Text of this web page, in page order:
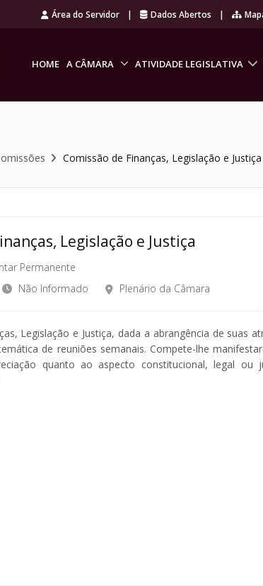
Área do Servidor | Dados Abertos |
HOME A CÂMARA ATIVIDADE LEGISLATIVA
Comissão de Finanças, Legislação e Justiça
Legislação e Justiça
Permanente
Não Informado Plenário da Câmara
Legislação e Justiça, dada a abrangência de suas
de reuniões semanais. Compete-lhe
quanto ao aspecto constitucional, legal ou